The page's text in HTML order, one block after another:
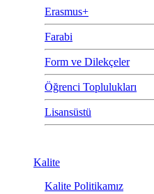
Erasmus+
Farabi
Form ve Dilekçeler
Öğrenci Toplulukları
Lisansüstü
Kalite
Kalite Politikamız